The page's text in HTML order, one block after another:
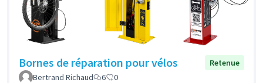
Bornes de réparation pour vélos
Retenue
Bertrand Richaud
6 0